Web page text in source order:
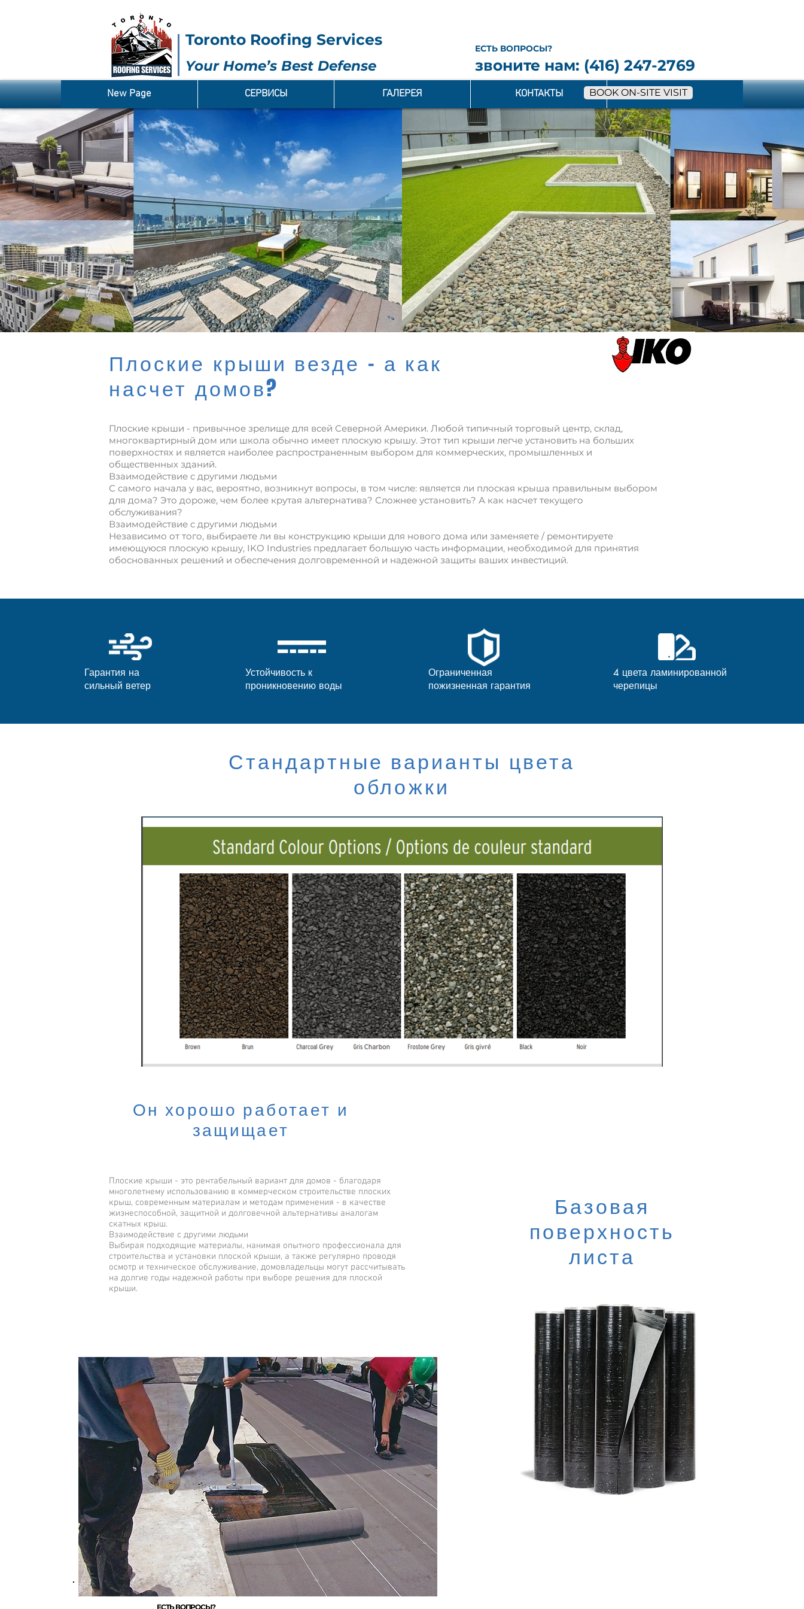
Toronto Roofing Services
Your Home’s Best Defense
ЕСТЬ ВОПРОСЫ?
звоните нам: (416) 247-2769
New Page СЕРВИСЫ ГАЛЕРЕЯ КОНТАКТЫ More
BOOK ON-SITE VISIT
Плоские крыши везде - а как
насчет домов?
Плоские крыши - привычное зрелище для всей Северной Америки. Любой типичный торговый центр, склад,
многоквартирный дом или школа обычно имеет плоскую крышу. Этот тип крыши легче установить на больших
поверхностях и является наиболее распространенным выбором для коммерческих, промышленных и
общественных зданий.
Взаимодействие с другими людьми
С самого начала у вас, вероятно, возникнут вопросы, в том числе: является ли плоская крыша правильным выбором
для дома? Это дороже, чем более крутая альтернатива? Сложнее установить? А как насчет текущего
обслуживания?
Взаимодействие с другими людьми
Независимо от того, выбираете ли вы конструкцию крыши для нового дома или заменяете / ремонтируете
имеющуюся плоскую крышу, IKO Industries предлагает большую часть информации, необходимой для принятия
обоснованных решений и обеспечения долговременной и надежной защиты ваших инвестиций.
Гарантия на
сильный ветер
Устойчивость к
проникновению воды
Ограниченная
пожизненная гарантия
4 цвета ламинированной
черепицы
Стандартные варианты цвета
обложки
Он хорошо работает и
защищает
Плоские крыши - это рентабельный вариант для домов - благодаря
многолетнему использованию в коммерческом строительстве плоских
крыш, современным материалам и методам применения - в качестве
жизнеспособной, защитной и долговечной альтернативы аналогам
скатных крыш.
Взаимодействие с другими людьми
Выбирая подходящие материалы, нанимая опытного профессионала для
строительства и установки плоской крыши, а также регулярно проводя
осмотр и техническое обслуживание, домовладельцы могут рассчитывать
на долгие годы надежной работы при выборе решения для плоской
крыши.
Базовая
поверхность
листа
ЕСТЬ ВОПРОСЫ?